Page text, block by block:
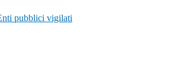
pubblici vigilati